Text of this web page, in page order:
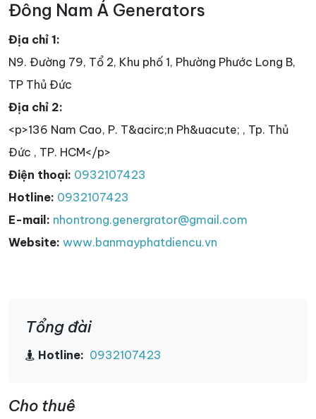
Đông Nam Á Generators
Địa chỉ 1:
N9. Đường 79, Tổ 2, Khu phố 1, Phường Phước Long B,
TP Thủ Đức
Địa chỉ 2:
<p>136 Nam Cao, P. T&acirc;n Ph&uacute; , Tp. Thủ
Đức , TP. HCM</p>
Điện thoại: 0932107423
Hotline: 0932107423
E-mail: nhontrong.genergrator@gmail.com
Website: www.banmayphatdiencu.vn
Tổng đài
Hotline: 0932107423
Cho thuê